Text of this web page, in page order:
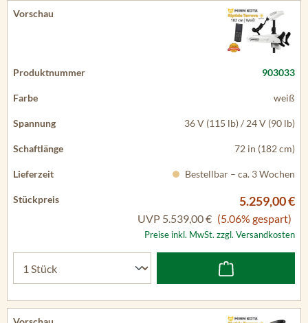
903033
weiß
36 V (115 lb) / 24 V (90 lb)
72 in (182 cm)
Bestellbar – ca. 3 Wochen
5.259,00 €
UVP 5.539,00 € (5.06% gespart)
Preise inkl. MwSt. zzgl. Versandkosten